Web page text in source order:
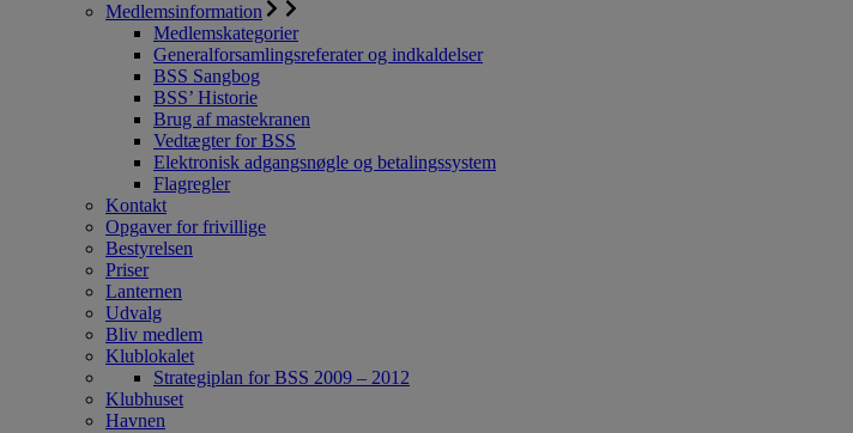
Medlemsinformation
Medlemskategorier
Generalforsamlingsreferater og indkaldelser
BSS Sangbog
BSS’ Historie
Brug af mastekranen
Vedtægter for BSS
Elektronisk adgangsnøgle og betalingssystem
Flagregler
Kontakt
Opgaver for frivillige
Bestyrelsen
Priser
Lanternen
Udvalg
Bliv medlem
Klublokalet
Strategiplan for BSS 2009 – 2012
Klubhuset
Havnen